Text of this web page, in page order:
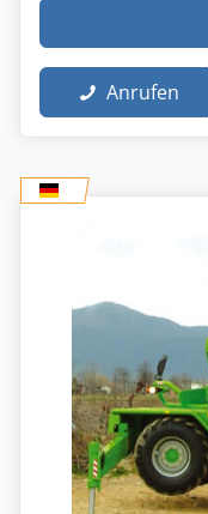
Anrufen